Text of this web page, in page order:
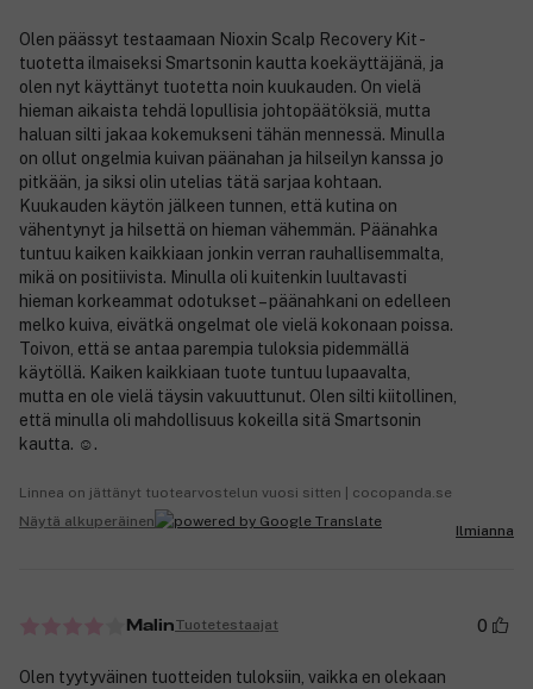
Olen päässyt testaamaan Nioxin Scalp Recovery Kit -
tuotetta ilmaiseksi Smartsonin kautta koekäyttäjänä, ja
olen nyt käyttänyt tuotetta noin kuukauden. On vielä
hieman aikaista tehdä lopullisia johtopäätöksiä, mutta
haluan silti jakaa kokemukseni tähän mennessä. Minulla
on ollut ongelmia kuivan päänahan ja hilseilyn kanssa jo
pitkään, ja siksi olin utelias tätä sarjaa kohtaan.
Kuukauden käytön jälkeen tunnen, että kutina on
vähentynyt ja hilsettä on hieman vähemmän. Päänahka
tuntuu kaiken kaikkiaan jonkin verran rauhallisemmalta,
mikä on positiivista. Minulla oli kuitenkin luultavasti
hieman korkeammat odotukset – päänahkani on edelleen
melko kuiva, eivätkä ongelmat ole vielä kokonaan poissa.
Toivon, että se antaa parempia tuloksia pidemmällä
käytöllä. Kaiken kaikkiaan tuote tuntuu lupaavalta,
mutta en ole vielä täysin vakuuttunut. Olen silti kiitollinen,
että minulla oli mahdollisuus kokeilla sitä Smartsonin
kautta. ☺️.
Linnea on jättänyt tuotearvostelun vuosi sitten | cocopanda.se
Näytä alkuperäinen
Ilmianna
MalinTuotetestaajat 0
Olen tyytyväinen tuotteiden tuloksiin, vaikka en olekaan